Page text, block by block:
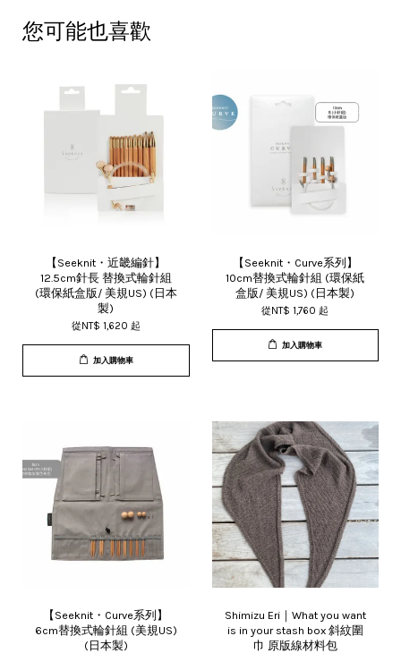
您可能也喜歡
【Seeknit・近畿編針】
12.5cm針長 替換式輪針組
(環保紙盒版/ 美規US) (日本
製)
從NT$ 1,620 起
加入購物車
【Seeknit・Curve系列】
10cm替換式輪針組 (環保紙
盒版/ 美規US) (日本製)
從NT$ 1,760起
加入購物車
【Seeknit・Curve系列】
6cm替換式輪針組 (美規US)
(日本製)
Shimizu Eri｜What you want
is in your stash box 斜紋圍
巾 原版線材料包